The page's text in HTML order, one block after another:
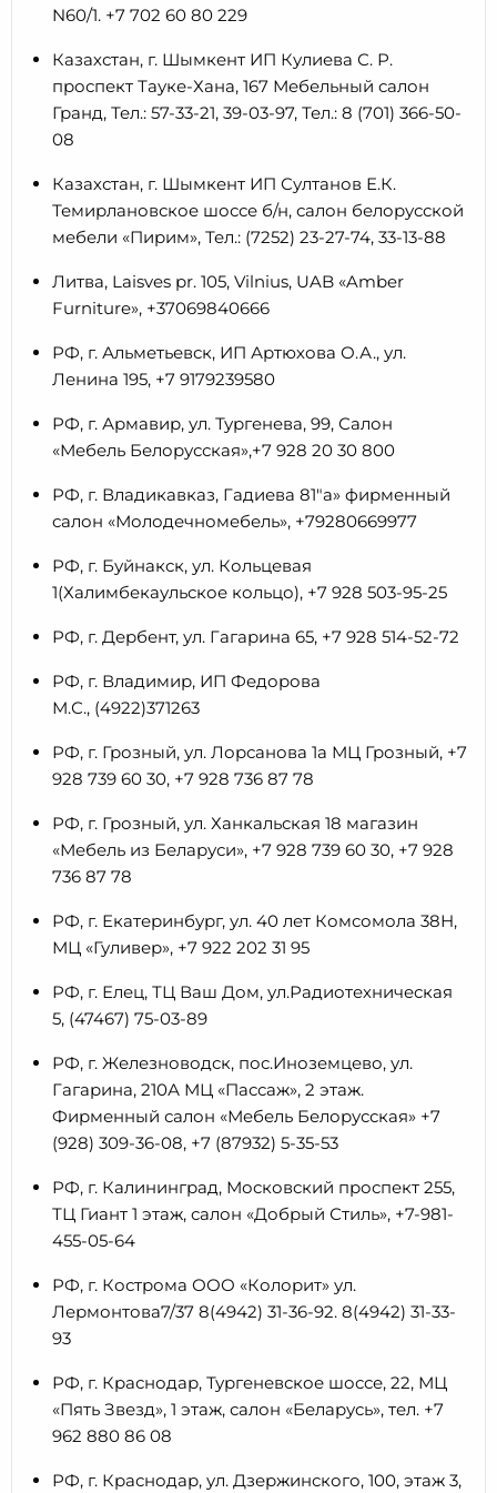
N60/1. +7 702 60 80 229
Казахстан, г. Шымкент ИП Кулиева С. Р.
проспект Тауке-Хана, 167 Мебельный салон
Гранд, Тел.: 57-33-21, 39-03-97, Тел.: 8 (701) 366-50-
08
Казахстан, г. Шымкент ИП Султанов Е.К.
Темирлановское шоссе б/н, салон белорусской
мебели «Пирим», Тел.: (7252) 23-27-74, 33-13-88
Литва, Laisves pr. 105, Vilnius, UAB «Amber
Furniture», +37069840666
РФ, г. Альметьевск, ИП Артюхова О.А., ул.
Ленина 195, +7 9179239580
РФ, г. Армавир, ул. Тургенева, 99, Салон
«Мебель Белорусская»,+7 928 20 30 800
РФ, г. Владикавказ, Гадиева 81″а» фирменный
салон «Молодечномебель», +79280669977
РФ, г. Буйнакск, ул. Кольцевая
1(Халимбекаульское кольцо), +7 928 503-95-25
РФ, г. Дербент, ул. Гагарина 65, +7 928 514-52-72
РФ, г. Владимир, ИП Федорова
М.С., (4922)371263
РФ, г. Грозный, ул. Лорсанова 1а МЦ Грозный, +7
928 739 60 30, +7 928 736 87 78
РФ, г. Грозный, ул. Ханкальская 18 магазин
«Мебель из Беларуси», +7 928 739 60 30, +7 928
736 87 78
РФ, г. Екатеринбург, ул. 40 лет Комсомола 38Н,
МЦ «Гуливер», +7 922 202 31 95
РФ, г. Елец, ТЦ Ваш Дом, ул.Радиотехническая
5, (47467) 75-03-89
РФ, г. Железноводск, пос.Иноземцево, ул.
Гагарина, 210А МЦ «Пассаж», 2 этаж.
Фирменный салон «Мебель Белорусская» +7
(928) 309-36-08, +7 (87932) 5-35-53
РФ, г. Калининград, Московский проспект 255,
ТЦ Гиант 1 этаж, салон «Добрый Стиль», +7-981-
455-05-64
РФ, г. Кострома ООО «Колорит» ул.
Лермонтова7/37 8(4942) 31-36-92. 8(4942) 31-33-
93
РФ, г. Краснодар, Тургеневское шоссе, 22, МЦ
«Пять Звезд», 1 этаж, салон «Беларусь», тел. +7
962 880 86 08
РФ, г. Краснодар, ул. Дзержинского, 100, этаж 3,